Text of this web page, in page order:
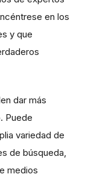
en los
y que
dar más
Puede
variedad de
de búsqueda,
medios